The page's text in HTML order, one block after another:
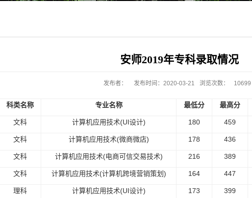
安师2019年专科录取情况
发布者： 发布时间：2020-03-21 浏览次数： 10699
科类名称 专业名称 最低分 最高分
文科 计算机应用技术(UI设计) 180 459
文科 计算机应用技术(微商微店) 178 436
文科 计算机应用技术(电商可信交易技术) 216 389
文科 计算机应用技术(计算机跨境营销策划) 164 447
理科 计算机应用技术(UI设计) 173 399